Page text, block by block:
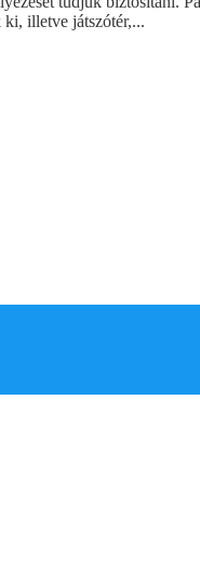
illetve játszótér,...